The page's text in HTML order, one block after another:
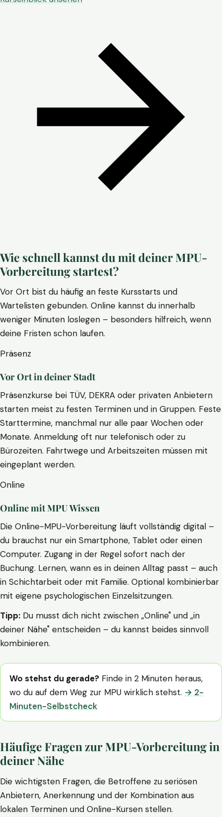
Wie schnell kannst du mit deiner MPU-
Vorbereitung startest?
Vor Ort bist du häufig an feste Kursstarts und
Wartelisten gebunden. Online kannst du innerhalb
weniger Minuten loslegen – besonders hilfreich, wenn
deine Fristen schon laufen.
Präsenz
Vor Ort in deiner Stadt
Präsenzkurse bei TÜV, DEKRA oder privaten Anbietern
starten meist zu festen Terminen und in Gruppen. Feste
Starttermine, manchmal nur alle paar Wochen oder
Monate. Anmeldung oft nur telefonisch oder zu
Bürozeiten. Fahrtwege und Arbeitszeiten müssen mit
eingeplant werden.
Online
Online mit MPU Wissen
Die Online-MPU-Vorbereitung läuft vollständig digital –
du brauchst nur ein Smartphone, Tablet oder einen
Computer. Zugang in der Regel sofort nach der
Buchung. Lernen, wann es in deinen Alltag passt – auch
in Schichtarbeit oder mit Familie. Optional kombinierbar
mit eigene psychologischen Einzelsitzungen.
Tipp: Du musst dich nicht zwischen „Online" und „in
deiner Nähe" entscheiden – du kannst beides sinnvoll
kombinieren.
Wo stehst du gerade? Finde in 2 Minuten heraus,
wo du auf dem Weg zur MPU wirklich stehst. → 2-
Minuten-Selbstcheck
Häufige Fragen zur MPU-Vorbereitung in
deiner Nähe
Die wichtigsten Fragen, die Betroffene zu seriösen
Anbietern, Anerkennung und der Kombination aus
lokalen Terminen und Online-Kursen stellen.